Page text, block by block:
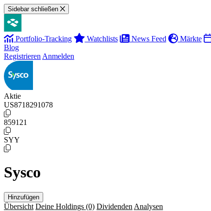
Sidebar schließen
Portfolio-Tracking Watchlists News Feed Märkte
Blog
Registrieren Anmelden
Aktie
US8718291078
859121
SYY
Sysco
Hinzufügen
Übersicht Deine Holdings (0) Dividenden Analysen